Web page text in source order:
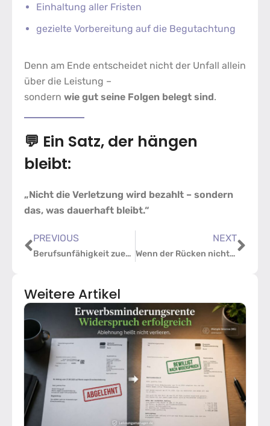
Einhaltung aller Fristen
gezielte Vorbereitung auf die Begutachtung
Denn am Ende entscheidet nicht der Unfall allein
über die Leistung –
sondern wie gut seine Folgen belegt sind.
💬 Ein Satz, der hängen
bleibt:
„Nicht die Verletzung wird bezahlt – sondern
das, was dauerhaft bleibt.“
PREVIOUS
Berufsunfähigkeit zuerst abgelehnt – jetzt unbefristet anerkannt!
NEXT
Wenn der Rücken nicht mehr mitmacht: Gericht stärkt Ansprüche bei Berufsunfähigkeit
Weitere Artikel